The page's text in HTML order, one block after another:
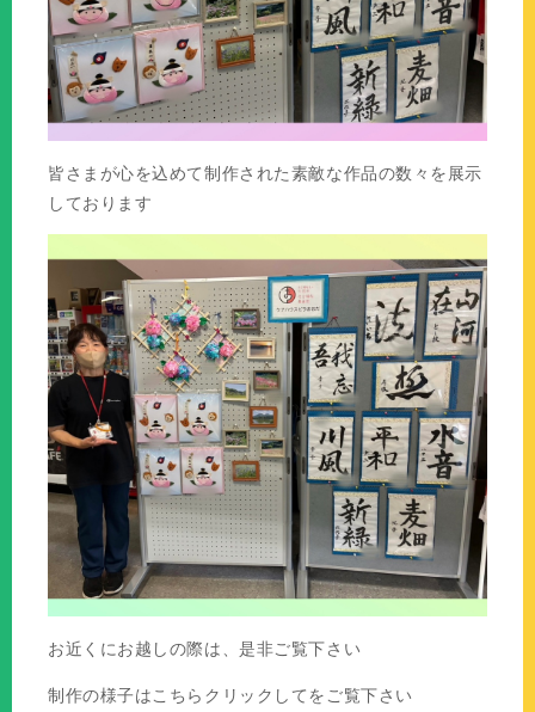
皆さまが心を込めて制作された素敵な作品の数々を展示
しております
お近くにお越しの際は、是非ご覧下さい
制作の様子はこちらクリックしてをご覧下さい